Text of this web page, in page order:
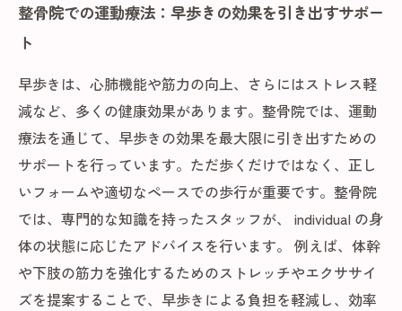
整骨院での運動療法：早歩きの効果を引き出すサポー
ト
早歩きは、心肺機能や筋力の向上、さらにはストレス軽
減など、多くの健康効果があります。整骨院では、運動
療法を通じて、早歩きの効果を最大限に引き出すための
サポートを行っています。ただ歩くだけではなく、正し
いフォームや適切なペースでの歩行が重要です。整骨院
では、専門的な知識を持ったスタッフが、 individual の身
体の状態に応じたアドバイスを行います。 例えば、体幹
や下肢の筋力を強化するためのストレッチやエクササイ
ズを提案することで、早歩きによる負担を軽減し、効率